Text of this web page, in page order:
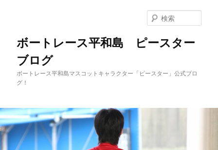
ボートレース平和島 ピースター
ブログ
ボートレース平和島マスコットキャラクター「ピースター」公式ブロ
グ！
索